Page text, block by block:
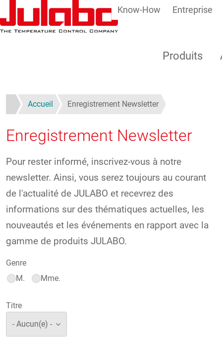
Aller au contenu principal
Produits
Know-How Entreprise
Accueil Enregistrement Newsletter
Enregistrement Newsletter
Pour rester informé, inscrivez-vous à notre
newsletter. Ainsi, vous serez toujours au courant
de l'actualité de JULABO et recevrez des
informations sur des thématiques actuelles, les
nouveautés et les événements en rapport avec la
gamme de produits JULABO.
Genre
M.
Mme.
Titre